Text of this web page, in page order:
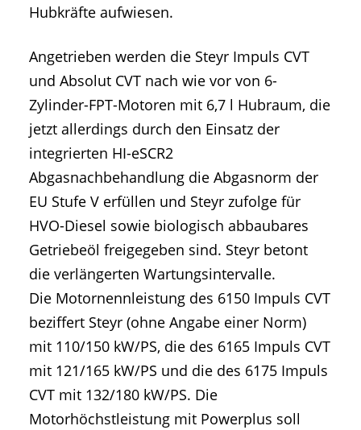
Hubkräfte aufwiesen.
Angetrieben werden die Steyr Impuls CVT
und Absolut CVT nach wie vor von 6-
Zylinder-FPT-Motoren mit 6,7 l Hubraum, die
jetzt allerdings durch den Einsatz der
integrierten HI-eSCR2
Abgasnachbehandlung die Abgasnorm der
EU Stufe V erfüllen und Steyr zufolge für
HVO-Diesel sowie biologisch abbaubares
Getriebeöl freigegeben sind. Steyr betont
die verlängerten Wartungsintervalle.
Die Motornennleistung des 6150 Impuls CVT
beziffert Steyr (ohne Angabe einer Norm)
mit 110/150 kW/PS, die des 6165 Impuls CVT
mit 121/165 kW/PS und die des 6175 Impuls
CVT mit 132/180 kW/PS. Die
Motorhöchstleistung mit Powerplus soll